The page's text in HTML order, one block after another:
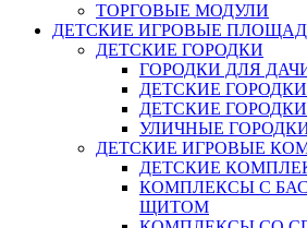
ТОРГОВЫЕ МОДУЛИ
ДЕТСКИЕ ИГРОВЫЕ
ДЕТСКИЕ ГОРОДКИ
ГОРОДКИ ДЛЯ
ДЕТСКИЕ
ДЕТСКИЕ
УЛИЧНЫЕ
ДЕТСКИЕ ИГРОВЫЕ
ДЕТСКИЕ
КОМПЛЕКСЫ С
ЩИТОМ